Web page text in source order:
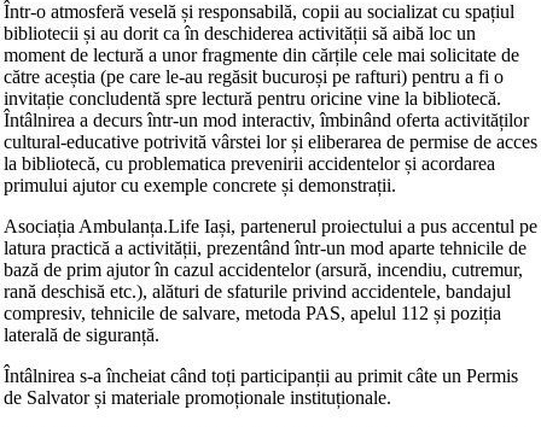
Într-o atmosferă veselă și responsabilă, copii au socializat cu spațiul
bibliotecii și au dorit ca în deschiderea activității să aibă loc un
moment de lectură a unor fragmente din cărțile cele mai solicitate de
către aceștia (pe care le-au regăsit bucuroși pe rafturi) pentru a fi o
invitație concludentă spre lectură pentru oricine vine la bibliotecă.
Întâlnirea a decurs într-un mod interactiv, îmbinând oferta activităților
cultural-educative potrivită vârstei lor și eliberarea de permise de acces
la bibliotecă, cu problematica prevenirii accidentelor și acordarea
primului ajutor cu exemple concrete și demonstrații.
Asociația Ambulanța.Life Iași, partenerul proiectului a pus accentul pe
latura practică a activității, prezentând într-un mod aparte tehnicile de
bază de prim ajutor în cazul accidentelor (arsură, incendiu, cutremur,
rană deschisă etc.), alături de sfaturile privind accidentele, bandajul
compresiv, tehnicile de salvare, metoda PAS, apelul 112 și poziția
laterală de siguranță.
Întâlnirea s-a încheiat când toți participanții au primit câte un Permis
de Salvator și materiale promoționale instituționale.